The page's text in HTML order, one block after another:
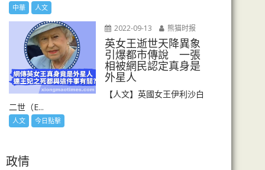
中華 人文
2022-09-13 熊猫时报
英女王逝世天降異象
引爆都市傳說 一張
相被網民認定真身是
外星人
【人文】英國女王伊利沙白
二世（E...
人文 今日點擊
政情